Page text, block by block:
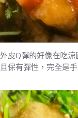
皮Q彈的好像在吃涼
保有彈性，完全是